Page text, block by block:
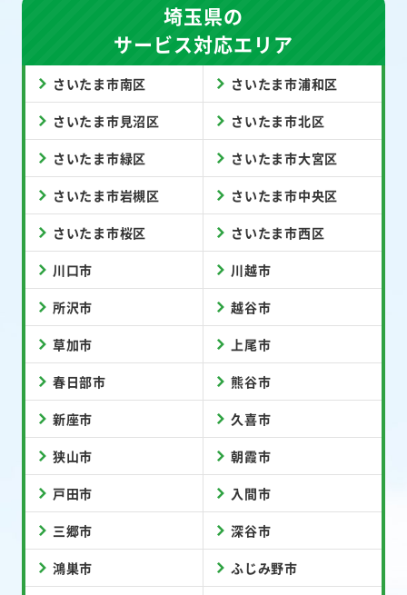
埼玉県の
サービス対応エリア
さいたま市南区 さいたま市浦和区
さいたま市見沼区 さいたま市北区
さいたま市緑区 さいたま市大宮区
さいたま市岩槻区 さいたま市中央区
さいたま市桜区 さいたま市西区
川口市 川越市
所沢市 越谷市
草加市 上尾市
春日部市 熊谷市
新座市 久喜市
狭山市 朝霞市
戸田市 入間市
三郷市 深谷市
鴻巣市 ふじみ野市